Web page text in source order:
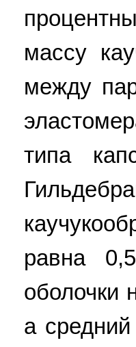
массу
между
типа
равна
оболочки
а